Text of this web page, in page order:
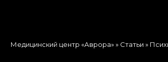
Медицинский центр «Аврора»» Статьи »